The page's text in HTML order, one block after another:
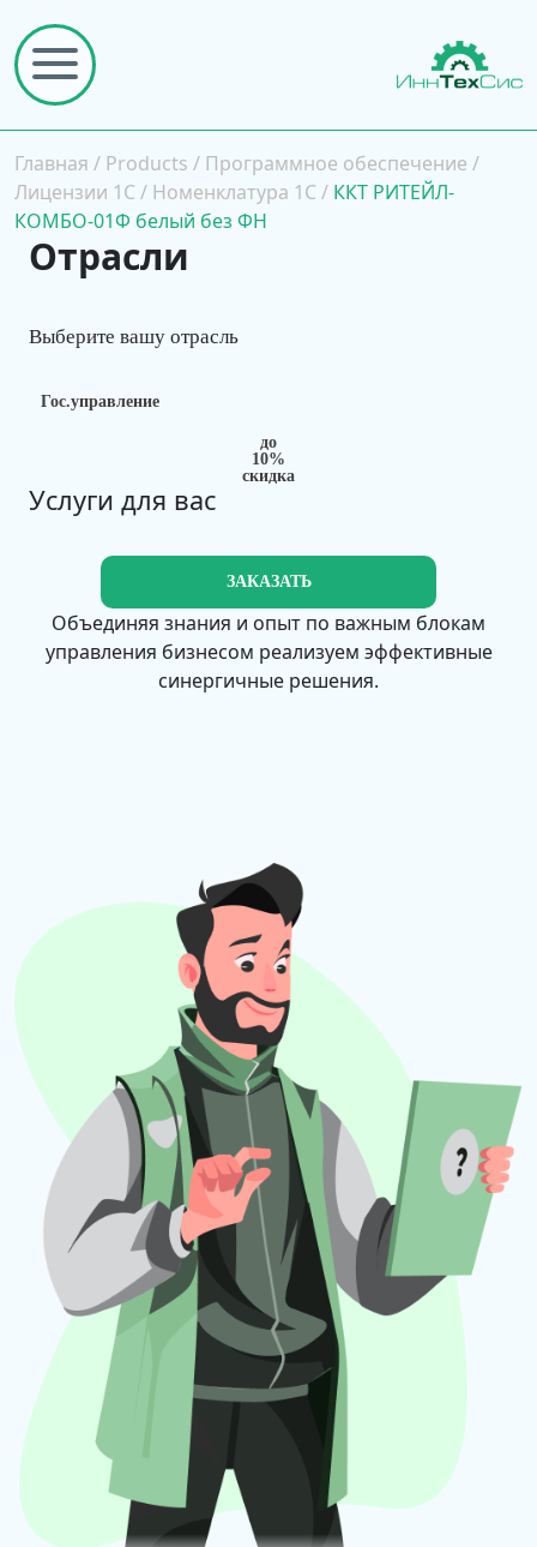
Главная / Products / Программное обеспечение /
Лицензии 1С / Номенклатура 1С / ККТ РИТЕЙЛ-
КОМБО-01Ф белый без ФН
Отрасли
Гос.управление
Выберите вашу отрасль
до
10%
скидка
Услуги для вас
ЗАКАЗАТЬ
Объединяя знания и опыт по важным блокам
управления бизнесом реализуем эффективные
синергичные решения.